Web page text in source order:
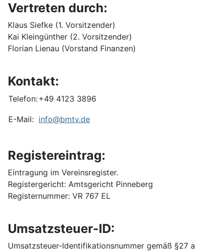
Vertreten durch:
Klaus Siefke (1. Vorsitzender)
Kai Kleingünther (2. Vorsitzender)
Florian Lienau (Vorstand Finanzen)
Kontakt:
Telefon:+49 4123 3896
E-Mail: info@bmtv.de
Registereintrag:
Eintragung im Vereinsregister.
Registergericht: Amtsgericht Pinneberg
Registernummer: VR 767 EL
Umsatzsteuer-ID:
Umsatzsteuer-Identifikationsnummer gemäß §27 a